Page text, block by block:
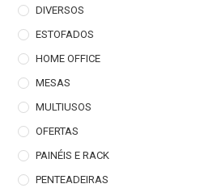
DIVERSOS
ESTOFADOS
HOME OFFICE
MESAS
MULTIUSOS
OFERTAS
PAINÉIS E RACK
PENTEADEIRAS